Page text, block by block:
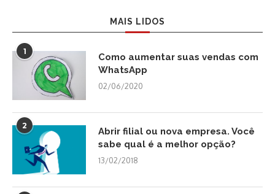
MAIS LIDOS
1
Como aumentar suas vendas com
WhatsApp
02/06/2020
2
Abrir filial ou nova empresa. Você
sabe qual é a melhor opção?
13/02/2018